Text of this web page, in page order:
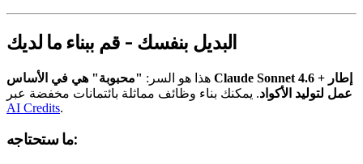
البديل بنفسك - قم ببناء ما لديك
هذا هو السر: "محبوبة" هي في الأساس Claude Sonnet 4.6 + إطار
عمل لتوليد الأكواد. يمكنك بناء وظائف مماثلة بائتمانات مخفضة عبر
AI Credits.
ما ستحتاجه: